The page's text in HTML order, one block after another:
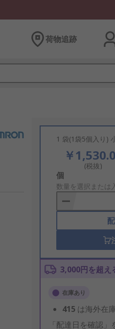
荷物追跡
1 袋(1袋5個入り)
￥
(税抜)
Add
to
Basket
個
数量を選択または
3,000円を超え
在庫あり
415 は海外在
「配達日を確認